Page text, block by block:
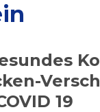
19